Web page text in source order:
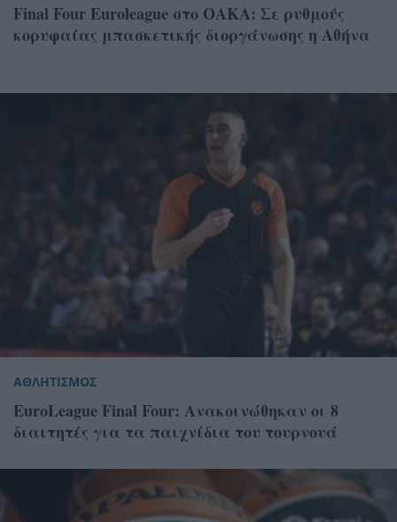
Final Four Euroleague στο ΟΑΚΑ: Σε ρυθμούς
κορυφαίας μπασκετικής διοργάνωσης η Αθήνα
ΑΘΛΗΤΙΣΜΟΣ
EuroLeague Final Four: Ανακοινώθηκαν οι 8
διαιτητές για τα παιχνίδια του τουρνουά